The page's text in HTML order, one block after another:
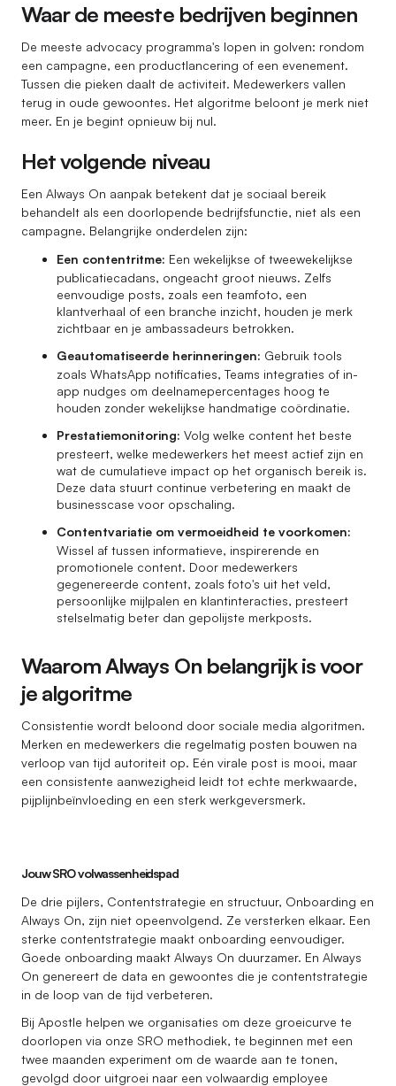
Waar de meeste bedrijven beginnen
De meeste advocacy programma's lopen in golven: rondom
een campagne, een productlancering of een evenement.
Tussen die pieken daalt de activiteit. Medewerkers vallen
terug in oude gewoontes. Het algoritme beloont je merk niet
meer. En je begint opnieuw bij nul.
Het volgende niveau
Een Always On aanpak betekent dat je sociaal bereik
behandelt als een doorlopende bedrijfsfunctie, niet als een
campagne. Belangrijke onderdelen zijn:
Een contentritme: Een wekelijkse of tweewekelijkse
publicatiecadans, ongeacht groot nieuws. Zelfs
eenvoudige posts, zoals een teamfoto, een
klantverhaal of een branche inzicht, houden je merk
zichtbaar en je ambassadeurs betrokken.
Geautomatiseerde herinneringen: Gebruik tools
zoals WhatsApp notificaties, Teams integraties of in-
app nudges om deelnamepercentages hoog te
houden zonder wekelijkse handmatige coördinatie.
Prestatiemonitoring: Volg welke content het beste
presteert, welke medewerkers het meest actief zijn en
wat de cumulatieve impact op het organisch bereik is.
Deze data stuurt continue verbetering en maakt de
businesscase voor opschaling.
Contentvariatie om vermoeidheid te voorkomen:
Wissel af tussen informatieve, inspirerende en
promotionele content. Door medewerkers
gegenereerde content, zoals foto's uit het veld,
persoonlijke mijlpalen en klantinteracties, presteert
stelselmatig beter dan gepolijste merkposts.
Waarom Always On belangrijk is voor
je algoritme
Consistentie wordt beloond door sociale media algoritmen.
Merken en medewerkers die regelmatig posten bouwen na
verloop van tijd autoriteit op. Eén virale post is mooi, maar
een consistente aanwezigheid leidt tot echte merkwaarde,
pijplijnbeïnvloeding en een sterk werkgeversmerk.
Jouw SRO volwassenheidspad
De drie pijlers, Contentstrategie en structuur, Onboarding en
Always On, zijn niet opeenvolgend. Ze versterken elkaar. Een
sterke contentstrategie maakt onboarding eenvoudiger.
Goede onboarding maakt Always On duurzamer. En Always
On genereert de data en gewoontes die je contentstrategie
in de loop van de tijd verbeteren.
Bij Apostle helpen we organisaties om deze groeicurve te
doorlopen via onze SRO methodiek, te beginnen met een
twee maanden experiment om de waarde aan te tonen,
gevolgd door uitgroei naar een volwaardig employee